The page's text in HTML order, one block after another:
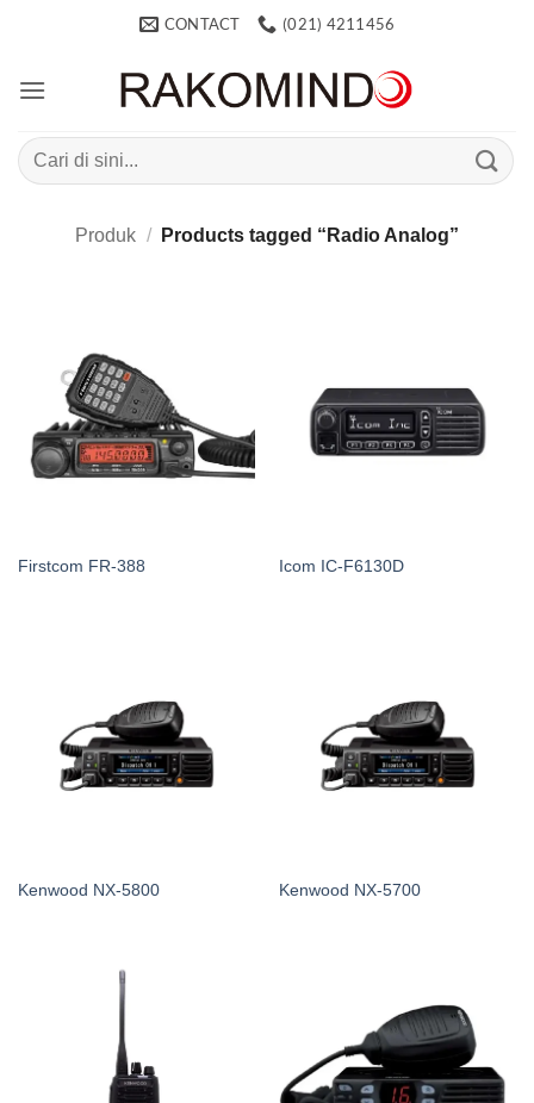
CONTACT (021) 4211456
Search
for:
Produk / Products tagged “Radio Analog”
Firstcom FR-388 Icom IC-F6130D
Kenwood NX-5800 Kenwood NX-5700